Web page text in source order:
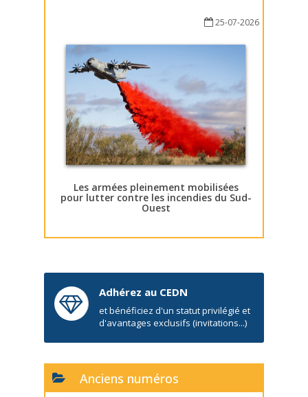
25-07-2026
Les armées pleinement mobilisées
pour lutter contre les incendies du Sud-
Ouest
Adhérez au CEDN
et bénéficiez d'un statut privilégié et
d'avantages exclusifs (invitations...)
Anciens numéros